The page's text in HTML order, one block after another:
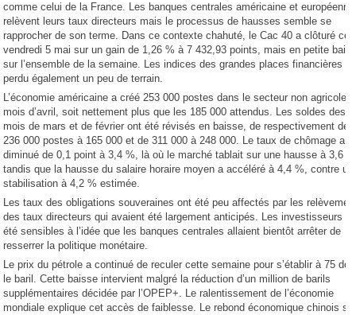
comme celui de la France. Les banques centrales américaine et européenne
relèvent leurs taux directeurs mais le processus de hausses semble se
rapprocher de son terme. Dans ce contexte chahuté, le Cac 40 a clôturé ce
vendredi 5 mai sur un gain de 1,26 % à 7 432,93 points, mais en petite
sur l’ensemble de la semaine. Les indices des grandes places financières
perdu également un peu de terrain.
L’économie américaine a créé 253 000 postes dans le secteur non agricole
mois d’avril, soit nettement plus que les 185 000 attendus. Les soldes des
mois de mars et de février ont été révisés en baisse, de respectivement de
236 000 postes à 165 000 et de 311 000 à 248 000. Le taux de chômage a
diminué de 0,1 point à 3,4 %, là où le marché tablait sur une hausse à 3,6
tandis que la hausse du salaire horaire moyen a accéléré à 4,4 %, contre
stabilisation à 4,2 % estimée.
Les taux des obligations souveraines ont été peu affectés par les
des taux directeurs qui avaient été largement anticipés. Les investisseurs
été sensibles à l’idée que les banques centrales allaient bientôt arrêter de
resserrer la politique monétaire.
Le prix du pétrole a continué de reculer cette semaine pour s’établir à 75
le baril. Cette baisse intervient malgré la réduction d’un million de barils
supplémentaires décidée par l’OPEP+. Le ralentissement de l’économie
mondiale explique cet accès de faiblesse. Le rebond économique chinois